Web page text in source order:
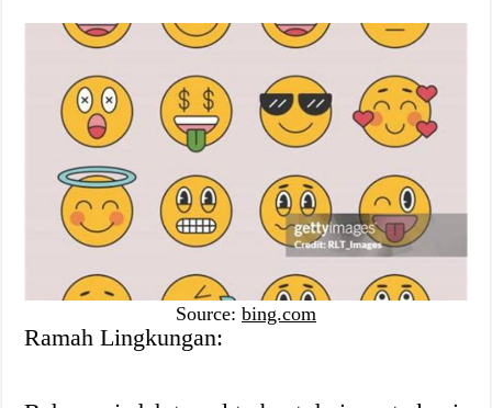
Source: bing.com
Ramah Lingkungan: